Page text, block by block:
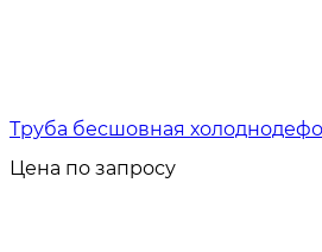
Труба бесшовная
Цена по запросу